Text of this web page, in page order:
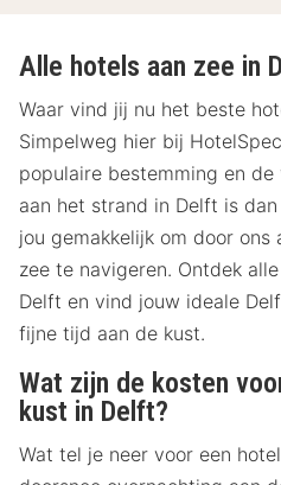
Alle hotels aan zee in
Waar vind jij nu het beste
Simpelweg hier bij
populaire bestemming en
aan het strand in Delft is
jou gemakkelijk om door ons
zee te navigeren. Ontdek
Delft en vind jouw ideale
fijne tijd aan de kust.
Wat zijn de kosten
kust in Delft?
Wat tel je neer voor een